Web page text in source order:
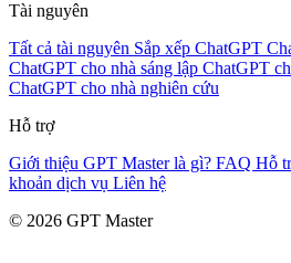
Tài nguyên
Tất cả tài nguyên Sắp xếp ChatGPT
ChatGPT cho nhà sáng lập ChatGPT
ChatGPT cho nhà nghiên cứu
Hỗ trợ
Giới thiệu GPT Master là gì? FAQ Hỗ
khoản dịch vụ Liên hệ
© 2026 GPT Master